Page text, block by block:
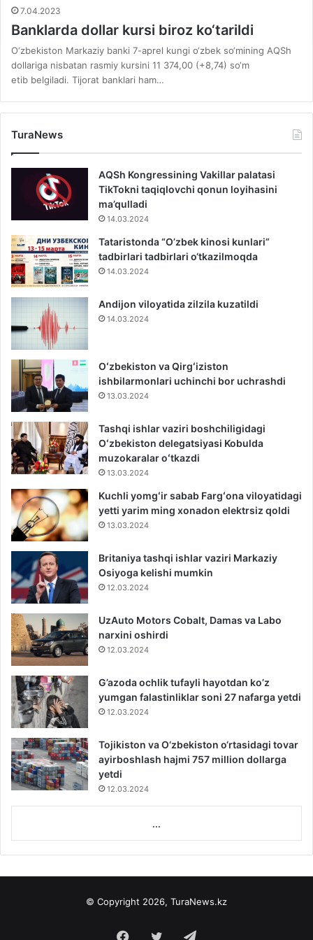
7.04.2023
Banklarda dollar kursi biroz ko‘tarildi
O‘zbekiston Markaziy banki 7-aprel kungi o‘zbek so‘mining AQSh
dollariga nisbatan rasmiy kursini 11 374,00 (+8,74) so‘m
etib belgiladi. Tijorat banklari ham…
TuraNews
AQSh Kongressining Vakillar palatasi
TikTokni taqiqlovchi qonun loyihasini
ma’qulladi
14.03.2024
Tataristonda “O’zbek kinosi kunlari”
tadbirlari tadbirlari o‘tkazilmoqda
14.03.2024
Andijon viloyatida zilzila kuzatildi
14.03.2024
Oʻzbekiston va Qirgʻiziston
ishbilarmonlari uchinchi bor uchrashdi
13.03.2024
Tashqi ishlar vaziri boshchiligidagi
Oʻzbekiston delegatsiyasi Kobulda
muzokaralar oʻtkazdi
13.03.2024
Kuchli yomgʻir sabab Fargʻona viloyatidagi
yetti yarim ming xonadon elektrsiz qoldi
13.03.2024
Britaniya tashqi ishlar vaziri Markaziy
Osiyoga kelishi mumkin
12.03.2024
UzAuto Motors Cobalt, Damas va Labo
narxini oshirdi
12.03.2024
G’azoda ochlik tufayli hayotdan ko’z
yumgan falastinliklar soni 27 nafarga yetdi
12.03.2024
Tojikiston va O‘zbekiston o‘rtasidagi tovar
ayirboshlash hajmi 757 million dollarga
yetdi
12.03.2024
...
© Copyright 2026, TuraNews.kz
Facebook
Twitter